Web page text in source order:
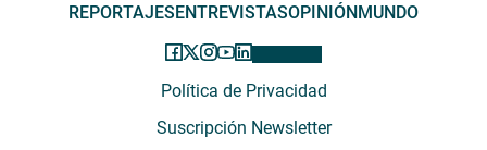
REPORTAJESENTREVISTASOPINIÓNMUNDO
Política de Privacidad
Suscripción Newsletter